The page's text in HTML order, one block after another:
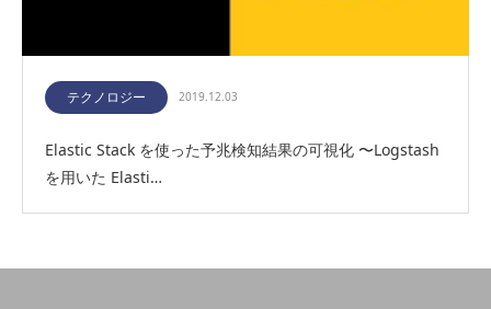
テクノロジー 2019.12.03
Elastic Stack を使った予兆検知結果の可視化 〜Logstash
を用いた Elasti…